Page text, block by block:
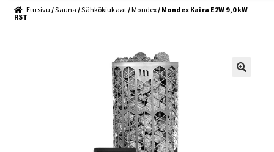
Etusivu /Sauna /Sähkökiukaat/Mondex / Mondex Kaira E2W 9,0 kW
RST